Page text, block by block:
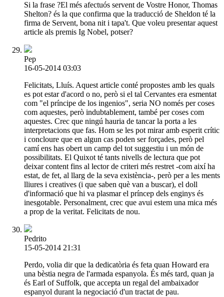
Si la frase ?El més afectuós servent de Vostre Honor, Thomas
Shelton? és la que confirma que la traducció de Sheldon té la
firma de Servent, bona nit i tapa't. Que voleu presentar aquest
article als premis Ig Nobel, potser?
Pep
16-05-2014 03:03
Felicitats, Lluís. Aquest article conté propostes amb les quals
es pot estar d'acord o no, però si el tal Cervantes era esmentat
com "el príncipe de los ingenios", seria NO només per coses
com aquestes, però indubtablement, també per coses com
aquestes. Crec que ningú hauria de tancar la porta a les
interpretacions que fas. Hom se les pot mirar amb esperit crític
i concloure que en algun cas poden ser forçades, però pel
camí ens has obert un camp del tot suggestiu i un món de
possibilitats. El Quixot té tants nivells de lectura que pot
deixar content fins al lector de criteri més restret -com així ha
estat, de fet, al llarg de la seva existència-, però per a les ments
lliures i creatives (i que saben què van a buscar), el doll
d'informació que hi va plasmar el príncep dels enginys és
inesgotable. Personalment, crec que avui estem una mica més
a prop de la veritat. Felicitats de nou.
Pedrito
15-05-2014 21:31
Perdo, volia dir que la dedicatòria és feta quan Howard era
una bèstia negra de l'armada espanyola. És més tard, quan ja
és Earl of Suffolk, que accepta un regal del ambaixador
espanyol durant la negociació d'un tractat de pau.